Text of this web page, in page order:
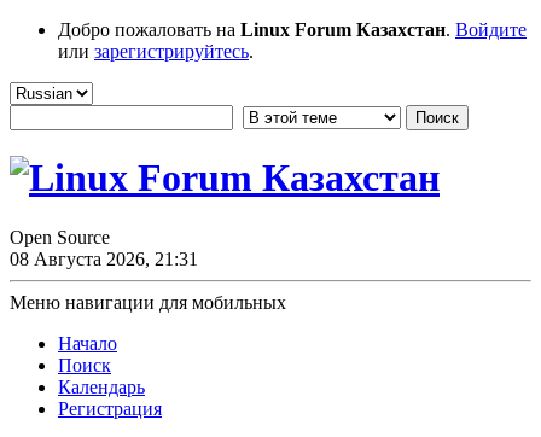
Добро пожаловать на Linux Forum Казахстан. Войдите
или зарегистрируйтесь.
Open Source
08 Августа 2026, 21:31
Меню навигации для мобильных
Начало
Поиск
Календарь
Регистрация